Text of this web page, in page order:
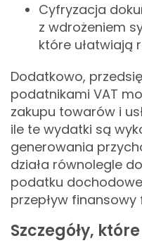
Cyfryzacja
z wdrożeniem
które ułatwiają
Dodatkowo,
podatnikami VAT
zakupu towarów i
ile te wydatki są
generowania
działa równolegle
podatku
przepływ finansowy
Szczegóły,